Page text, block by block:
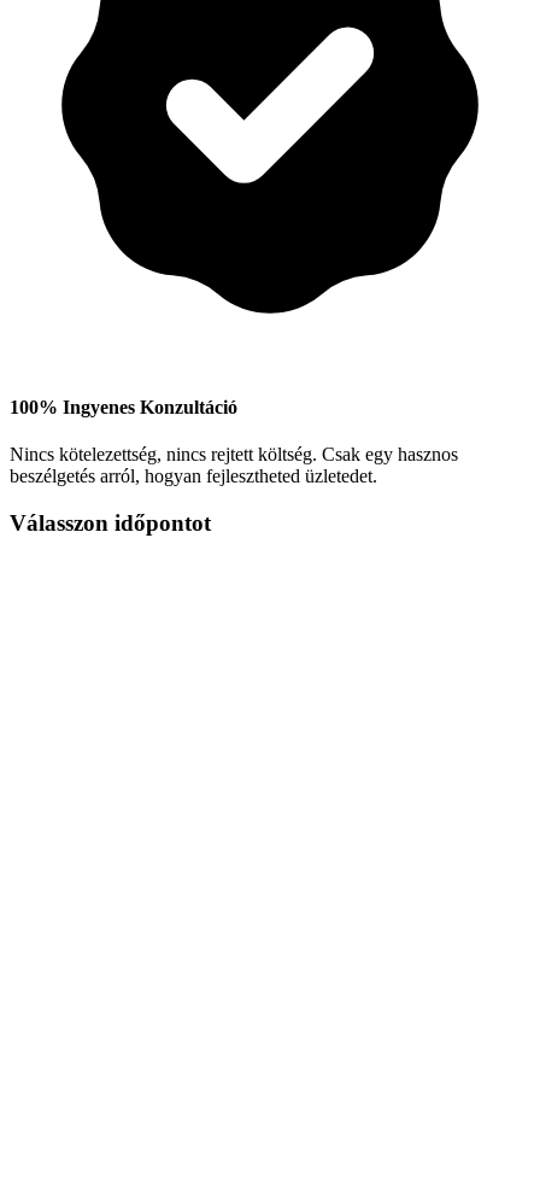
100% Ingyenes Konzultáció
Nincs kötelezettség, nincs rejtett költség. Csak egy hasznos
beszélgetés arról, hogyan fejlesztheted üzletedet.
Válasszon időpontot